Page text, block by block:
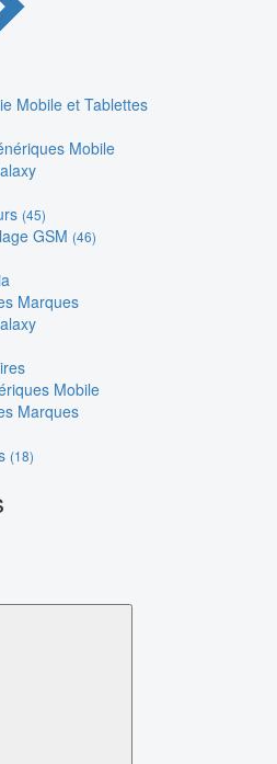
Mobile et Tablettes
Mobile
(45)
GSM (46)
Marques
Mobile
Marques
(18)